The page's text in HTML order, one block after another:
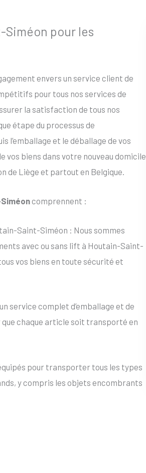
pour les
envers un service client de
pour tous nos services de
la satisfaction de tous nos
étape du processus de
l’emballage et le déballage de vos
vos biens dans votre nouveau domicile
de Liège et partout en Belgique.
comprennent :
Saint-Siméon : Nous sommes
avec ou sans lift à Houtain-Saint-
vos biens en toute sécurité et
service complet d’emballage et de
chaque article soit transporté en
pour transporter tous les types
y compris les objets encombrants